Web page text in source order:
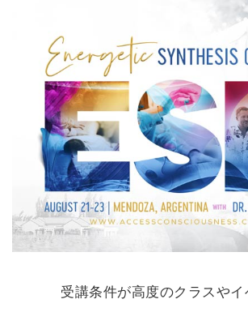
受講条件が高度のクラスやイ